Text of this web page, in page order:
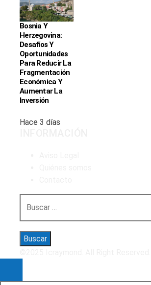
Bosnia Y
Herzegovina:
Desafíos Y
Oportunidades
Para Reducir La
Fragmentación
Económica Y
Aumentar La
Inversión
Hace 3 días